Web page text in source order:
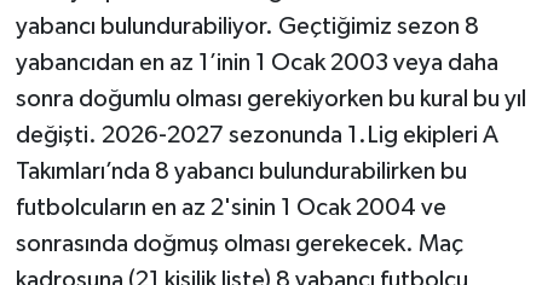
yabancı bulundurabiliyor. Geçtiğimiz sezon 8
yabancıdan en az 1’inin 1 Ocak 2003 veya daha
sonra doğumlu olması gerekiyorken bu kural bu yıl
değişti. 2026-2027 sezonunda 1.Lig ekipleri A
Takımları’nda 8 yabancı bulundurabilirken bu
futbolcuların en az 2'sinin 1 Ocak 2004 ve
sonrasında doğmuş olması gerekecek. Maç
kadrosuna (21 kişilik liste) 8 yabancı futbolcu